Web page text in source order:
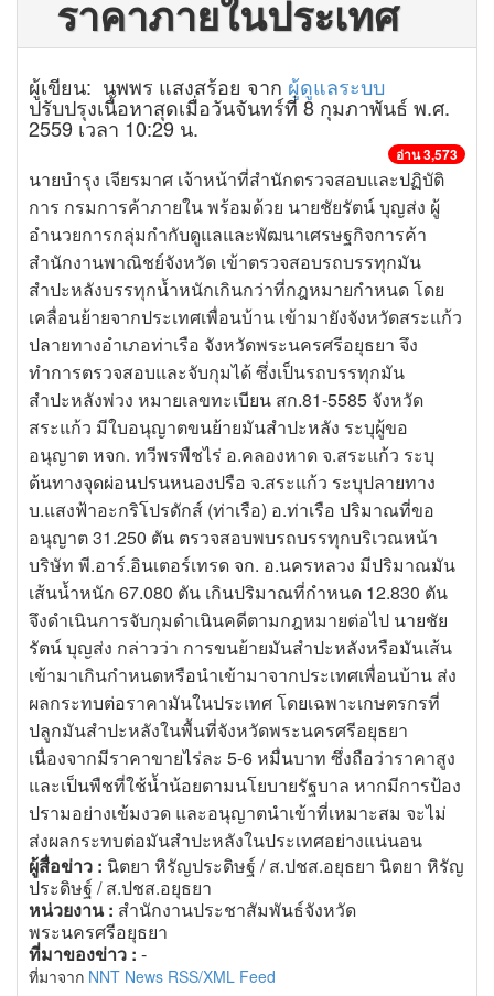
ราคาภายในประเทศ
ผู้เขียน: นพพร แสงสร้อย จาก ผู้ดูแลระบบ
ปรับปรุงเนื้อหาสุดเมื่อวันจันทร์ที่ 8 กุมภาพันธ์ พ.ศ.
2559 เวลา 10:29 น.
อ่าน 3,573
นายบำรุง เจียรมาศ เจ้าหน้าที่สำนักตรวจสอบและปฏิบัติ
การ กรมการค้าภายใน พร้อมด้วย นายชัยรัตน์ บุญส่ง ผู้
อำนวยการกลุ่มกำกับดูแลและพัฒนาเศรษฐกิจการค้า
สำนักงานพาณิชย์จังหวัด เข้าตรวจสอบรถบรรทุกมัน
สำปะหลังบรรทุกน้ำหนักเกินกว่าที่กฎหมายกำหนด โดย
เคลื่อนย้ายจากประเทศเพื่อนบ้าน เข้ามายังจังหวัดสระแก้ว
ปลายทางอำเภอท่าเรือ จังหวัดพระนครศรีอยุธยา จึง
ทำการตรวจสอบและจับกุมได้ ซึ่งเป็นรถบรรทุกมัน
สำปะหลังพ่วง หมายเลขทะเบียน สก.81-5585 จังหวัด
สระแก้ว มีใบอนุญาตขนย้ายมันสำปะหลัง ระบุผู้ขอ
อนุญาต หจก. ทวีพรพืชไร่ อ.คลองหาด จ.สระแก้ว ระบุ
ต้นทางจุดผ่อนปรนหนองปรือ จ.สระแก้ว ระบุปลายทาง
บ.แสงฟ้าอะกริโปรดักส์ (ท่าเรือ) อ.ท่าเรือ ปริมาณที่ขอ
อนุญาต 31.250 ตัน ตรวจสอบพบรถบรรทุกบริเวณหน้า
บริษัท พี.อาร์.อินเตอร์เทรด จก. อ.นครหลวง มีปริมาณมัน
เส้นน้ำหนัก 67.080 ตัน เกินปริมาณที่กำหนด 12.830 ตัน
จึงดำเนินการจับกุมดำเนินคดีตามกฎหมายต่อไป นายชัย
รัตน์ บุญส่ง กล่าวว่า การขนย้ายมันสำปะหลังหรือมันเส้น
เข้ามาเกินกำหนดหรือนำเข้ามาจากประเทศเพื่อนบ้าน ส่ง
ผลกระทบต่อราคามันในประเทศ โดยเฉพาะเกษตรกรที่
ปลูกมันสำปะหลังในพื้นที่จังหวัดพระนครศรีอยุธยา
เนื่องจากมีราคาขายไร่ละ 5-6 หมื่นบาท ซึ่งถือว่าราคาสูง
และเป็นพืชที่ใช้น้ำน้อยตามนโยบายรัฐบาล หากมีการป้อง
ปรามอย่างเข้มงวด และอนุญาตนำเข้าที่เหมาะสม จะไม่
ส่งผลกระทบต่อมันสำปะหลังในประเทศอย่างแน่นอน
ผู้สื่อข่าว : นิตยา หิรัญประดิษฐ์ / ส.ปชส.อยุธยา นิตยา หิรัญ
ประดิษฐ์ / ส.ปชส.อยุธยา
หน่วยงาน : สำนักงานประชาสัมพันธ์จังหวัด
พระนครศรีอยุธยา
ที่มาของข่าว : -
ที่มาจาก NNT News RSS/XML Feed